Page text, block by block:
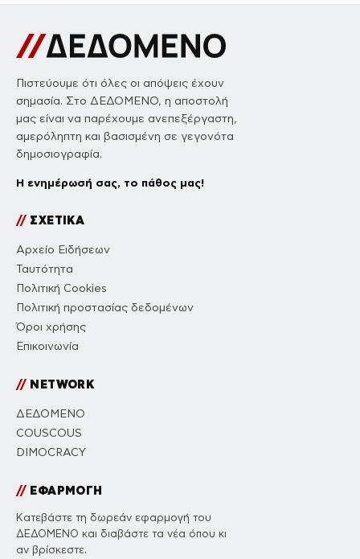
Πιστεύουμε ότι όλες οι απόψεις έχουν
σημασία. Στο ΔΕΔΟΜΕΝΟ, η αποστολή
μας είναι να παρέχουμε ανεπεξέργαστη,
αμερόληπτη και βασισμένη σε γεγονότα
δημοσιογραφία.
Η ενημέρωσή σας, το πάθος μας!
//ΣΧΕΤΙΚΑ
Αρχείο Ειδήσεων
Ταυτότητα
Πολιτική Cookies
Πολιτική προστασίας δεδομένων
Όροι χρήσης
Επικοινωνία
//NETWORK
ΔΕΔΟΜΕΝΟ
COUSCOUS
DIMOCRACY
//ΕΦΑΡΜΟΓΗ
Κατεβάστε τη δωρεάν εφαρμογή του
ΔΕΔΟΜΕΝΟ και διαβάστε τα νέα όπου κι
αν βρίσκεστε.